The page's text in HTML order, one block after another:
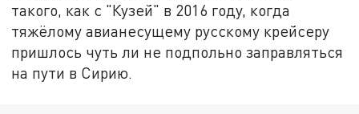
такого, как с "Кузей" в 2016 году, когда
тяжёлому авианесущему русскому крейсеру
пришлось чуть ли не подпольно заправляться
на пути в Сирию.